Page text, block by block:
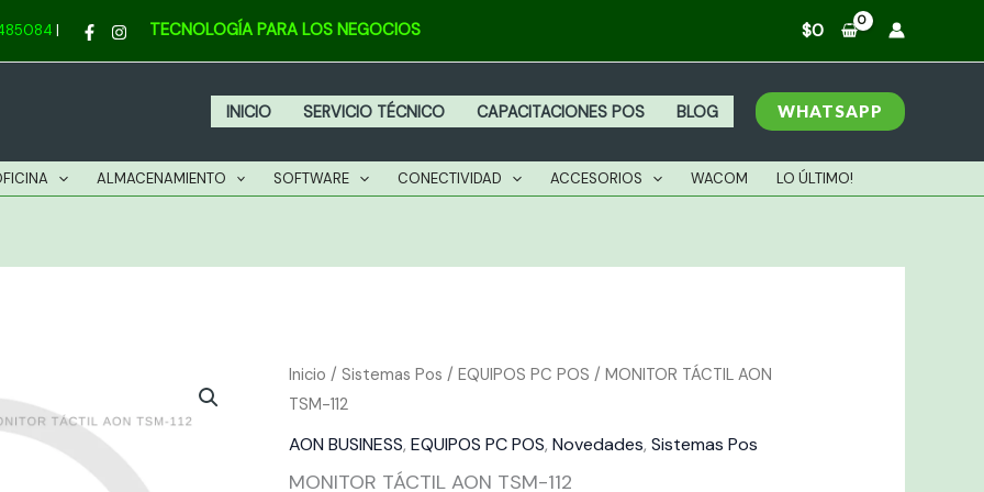
| TECNOLOGÍA PARA LOS NEGOCIOS $0
INICIO SERVICIO TÉCNICO CAPACITACIONES POS BLOG WHATSAPP
ALMACENAMIENTO SOFTWARE CONECTIVIDAD ACCESORIOS WACOM LO ÚLTIMO!
Inicio / Sistemas Pos /EQUIPOS PC POS / MONITOR TÁCTIL AON
TSM-112
AON BUSINESS,EQUIPOS PC POS,Novedades,Sistemas Pos
MONITOR TÁCTIL AON TSM-112
MONITOR
TÁCTIL
AON
TSM-
112
cantidad